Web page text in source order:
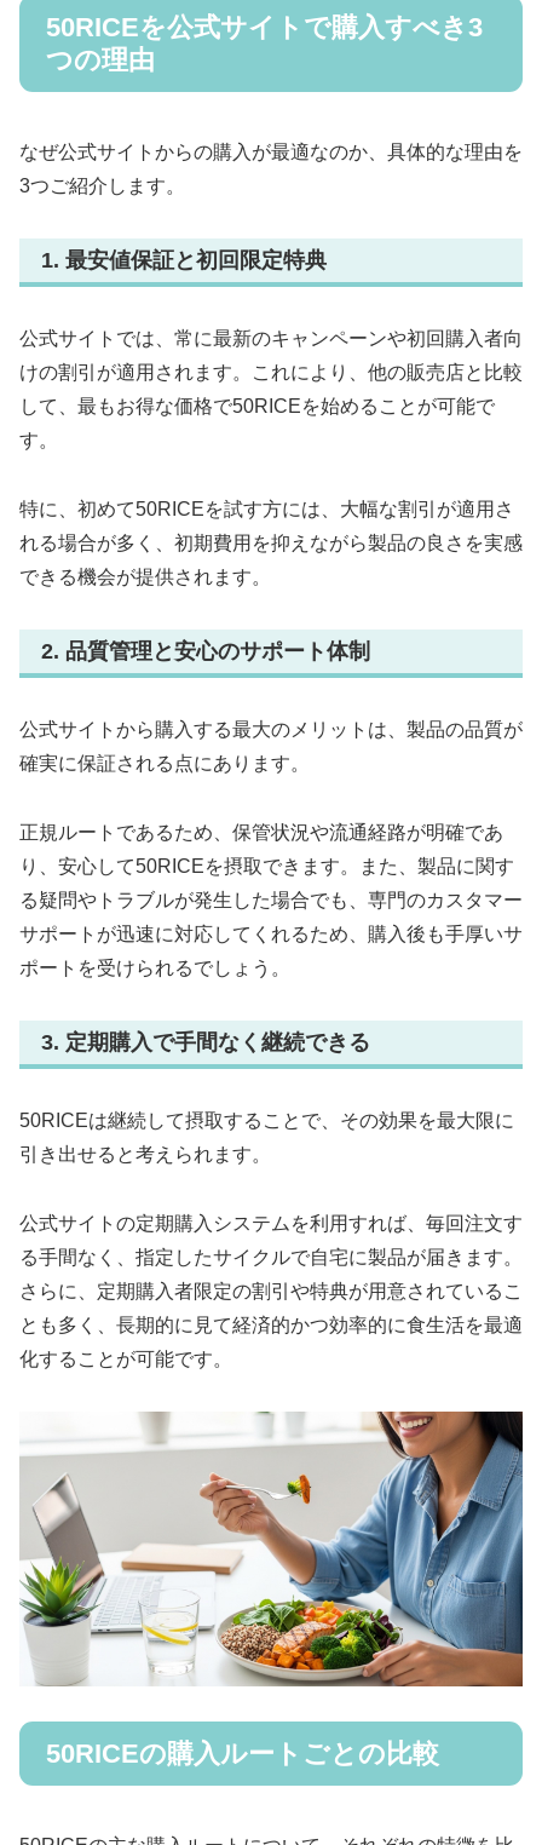
50RICEを公式サイトで購入すべき3
つの理由
なぜ公式サイトからの購入が最適なのか、具体的な理由を
3つご紹介します。
1. 最安値保証と初回限定特典
公式サイトでは、常に最新のキャンペーンや初回購入者向
けの割引が適用されます。これにより、他の販売店と比較
して、最もお得な価格で50RICEを始めることが可能で
す。
特に、初めて50RICEを試す方には、大幅な割引が適用さ
れる場合が多く、初期費用を抑えながら製品の良さを実感
できる機会が提供されます。
2. 品質管理と安心のサポート体制
公式サイトから購入する最大のメリットは、製品の品質が
確実に保証される点にあります。
正規ルートであるため、保管状況や流通経路が明確であ
り、安心して50RICEを摂取できます。また、製品に関す
る疑問やトラブルが発生した場合でも、専門のカスタマー
サポートが迅速に対応してくれるため、購入後も手厚いサ
ポートを受けられるでしょう。
3. 定期購入で手間なく継続できる
50RICEは継続して摂取することで、その効果を最大限に
引き出せると考えられます。
公式サイトの定期購入システムを利用すれば、毎回注文す
る手間なく、指定したサイクルで自宅に製品が届きます。
さらに、定期購入者限定の割引や特典が用意されているこ
とも多く、長期的に見て経済的かつ効率的に食生活を最適
化することが可能です。
50RICEの購入ルートごとの比較